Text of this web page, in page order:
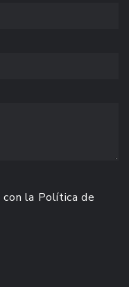
la Política de